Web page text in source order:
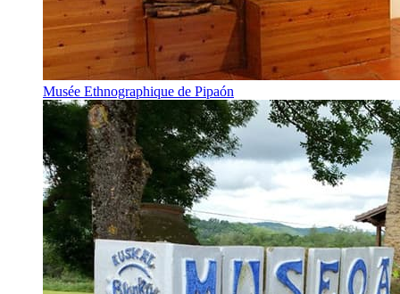
Musée Ethnographique de Pipaón